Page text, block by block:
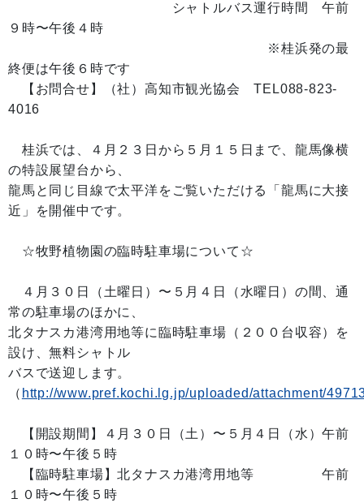
シャトルバス運行時間 午前
９時〜午後４時
※桂浜発の最
終便は午後６時です
【お問合せ】（社）高知市観光協会 TEL088-823-
4016
桂浜では、４月２３日から５月１５日まで、龍馬像横
の特設展望台から、
龍馬と同じ目線で太平洋をご覧いただける「龍馬に大接
近」を開催中です。
☆牧野植物園の臨時駐車場について☆
４月３０日（土曜日）〜５月４日（水曜日）の間、通
常の駐車場のほかに、
北タナスカ港湾用地等に臨時駐車場（２００台収容）を
設け、無料シャトル
バスで送迎します。
（ http://www.pref.kochi.lg.jp/uploaded/attachment/
【開設期間】４月３０日（土）〜５月４日（水）午前
１０時〜午後５時
【臨時駐車場】北タナスカ港湾用地等 午前
１０時〜午後５時